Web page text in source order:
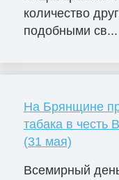
количество
подобными св...
На Брянщине
табака в честь
(31 мая)
Всемирный